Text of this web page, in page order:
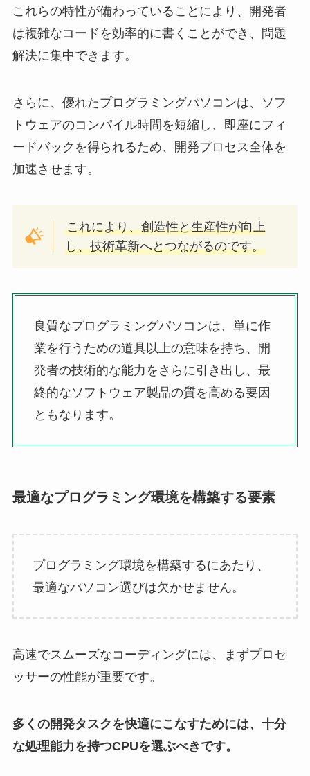
これらの特性が備わっていることにより、開発者
は複雑なコードを効率的に書くことができ、問題
解決に集中できます。
さらに、優れたプログラミングパソコンは、ソフ
トウェアのコンパイル時間を短縮し、即座にフィ
ードバックを得られるため、開発プロセス全体を
加速させます。
これにより、創造性と生産性が向上
し、技術革新へとつながるのです。
良質なプログラミングパソコンは、単に作
業を行うための道具以上の意味を持ち、開
発者の技術的な能力をさらに引き出し、最
終的なソフトウェア製品の質を高める要因
ともなります。
最適なプログラミング環境を構築する要素
プログラミング環境を構築するにあたり、
最適なパソコン選びは欠かせません。
高速でスムーズなコーディングには、まずプロセ
ッサーの性能が重要です。
多くの開発タスクを快適にこなすためには、十分
な処理能力を持つCPUを選ぶべきです。